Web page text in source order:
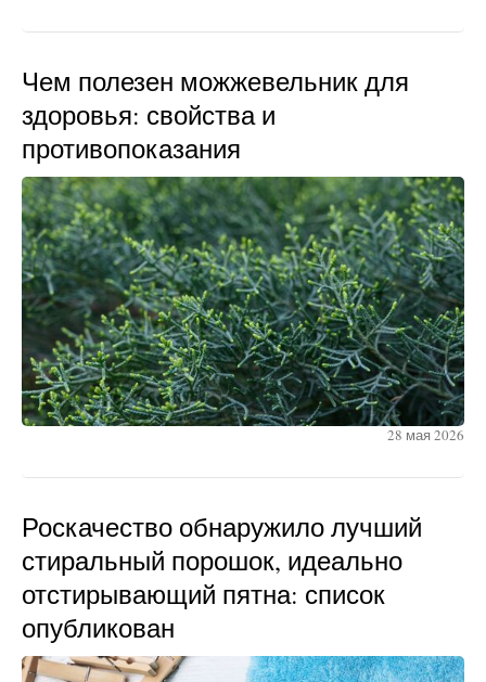
Чем полезен можжевельник для
здоровья: свойства и
противопоказания
28 мая 2026
Роскачество обнаружило лучший
стиральный порошок, идеально
отстирывающий пятна: список
опубликован